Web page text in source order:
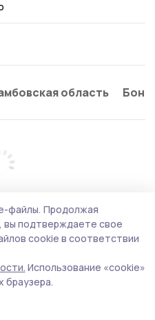
область
файлы. Продолжая
вы подтверждаете свое
cookie в соответствии
Использование «cookie»
браузера.